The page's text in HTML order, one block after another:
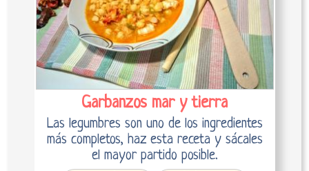
Garbanzos mar y tierra
Las legumbres son uno de los ingredientes
más completos, haz esta receta y sácales
el mayor partido posible.